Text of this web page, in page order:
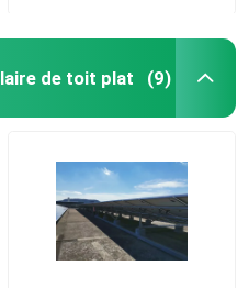
de toit plat (9)